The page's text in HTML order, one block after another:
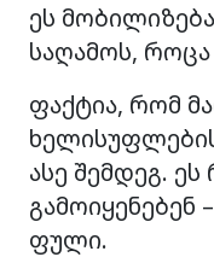
ეს
საღამოს,
ფაქტია, რომ
ასე შემდეგ.
გამოიყენებენ
ფული.